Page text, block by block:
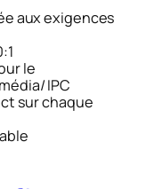
aux exigences
le
IPC
sur chaque